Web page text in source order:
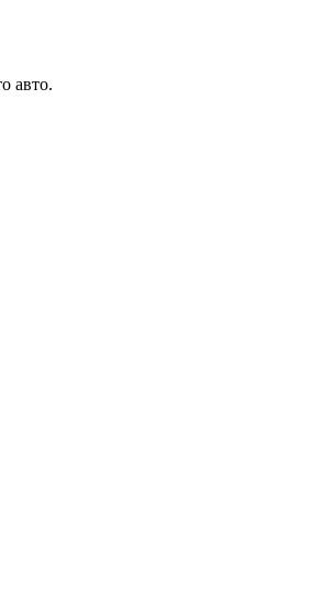
авто.